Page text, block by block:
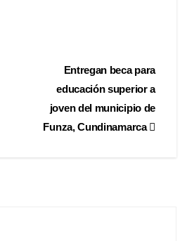
Entregan beca para
educación superior a
joven del municipio de
Funza, Cundinamarca